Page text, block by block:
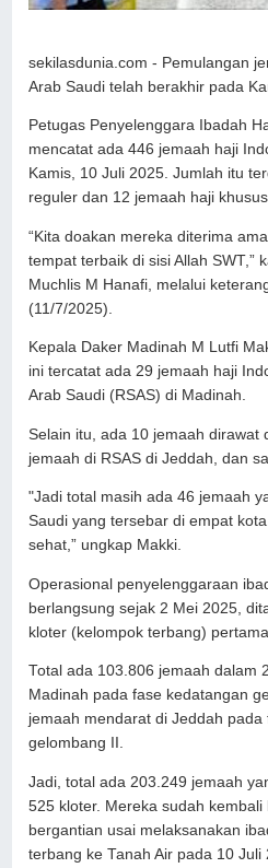
sekilasdunia.com - Pemulangan
Arab Saudi telah berakhir pada
Petugas Penyelenggara Ibadah
mencatat ada 446 jemaah haji
Kamis, 10 Juli 2025. Jumlah itu
reguler dan 12 jemaah haji
“Kita doakan mereka diterima
tempat terbaik di sisi Allah SWT,”
Muchlis M Hanafi, melalui
(11/7/2025).
Kepala Daker Madinah M Lutfi
ini tercatat ada 29 jemaah haji
Arab Saudi (RSAS) di Madinah.
Selain itu, ada 10 jemaah dirawat
jemaah di RSAS di Jeddah, dan
"Jadi total masih ada 46 jemaah
Saudi yang tersebar di empat
sehat,” ungkap Makki.
Operasional penyelenggaraan
berlangsung sejak 2 Mei 2025,
kloter (kelompok terbang)
Total ada 103.806 jemaah dalam
Madinah pada fase kedatangan
jemaah mendarat di Jeddah
gelombang II.
Jadi, total ada 203.249 jemaah
525 kloter. Mereka sudah kembali
bergantian usai melaksanakan
terbang ke Tanah Air pada 10 Juli